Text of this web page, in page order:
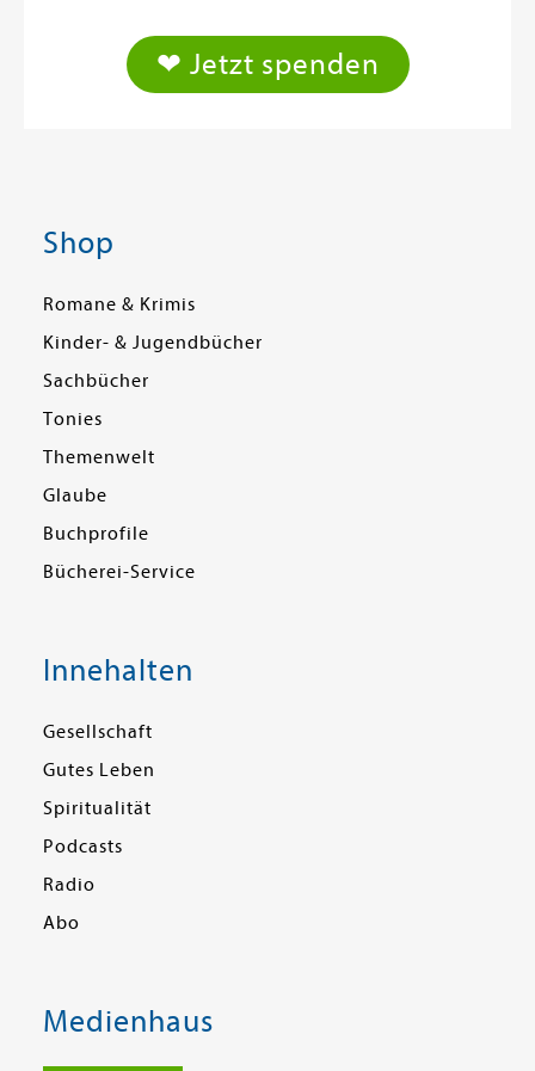
❤ Jetzt spenden
Shop
Romane & Krimis
Kinder- & Jugendbücher
Sachbücher
Tonies
Themenwelt
Glaube
Buchprofile
Bücherei-Service
Innehalten
Gesellschaft
Gutes Leben
Spiritualität
Podcasts
Radio
Abo
Medienhaus